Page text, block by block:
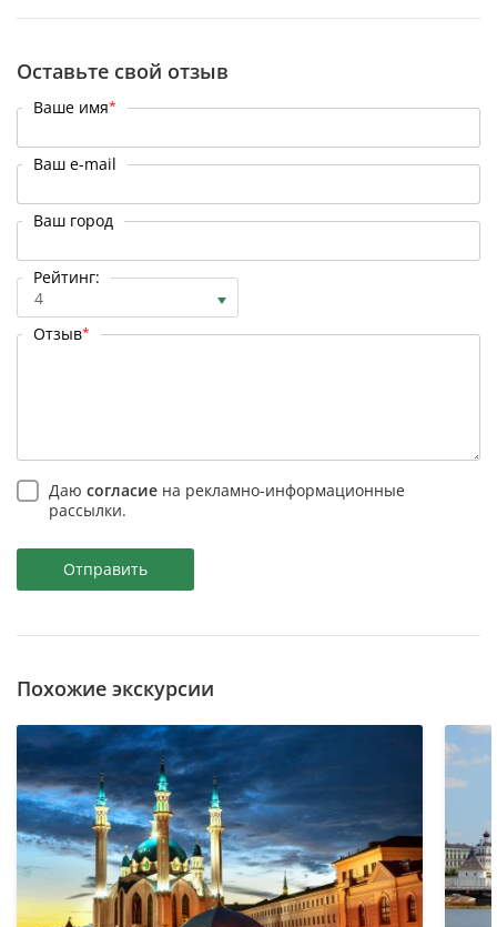
Оставьте свой отзыв
Ваше имя*
Ваш e-mail
Ваш город
Рейтинг:
4
Отзыв*
Даю согласие на рекламно-информационные
рассылки.
Отправить
Похожие экскурсии